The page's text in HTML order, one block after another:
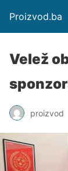
Proizvod.ba
Velež
proizvod